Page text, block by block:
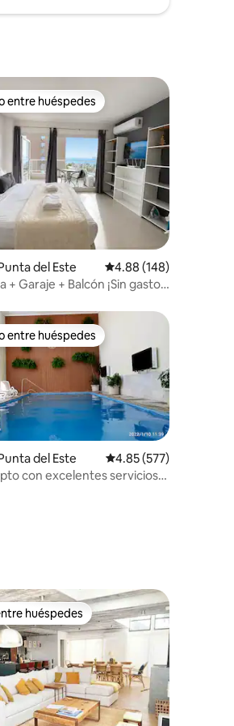
de 5, 145 reseñas
huéspedes preferido
entre huéspedes
del Este Calificación promedio:
4.88 (148)
+ Garaje + Balcón ¡Sin gastos
de 5, 262 reseñas
huéspedes preferido
entre huéspedes
del Este Calificación promedio:
4.85 (577)
con excelentes servicios
huéspedes
huéspedes